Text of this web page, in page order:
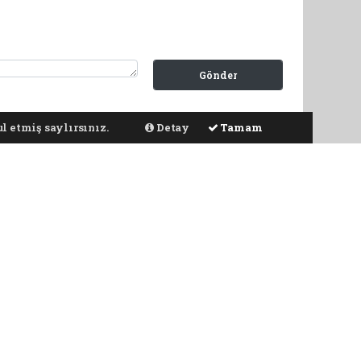
Gönder
tüm sorumluluğu tek başınıza üstleniyorsunuz. Yazılan
saylırsınız. Detay Tamam